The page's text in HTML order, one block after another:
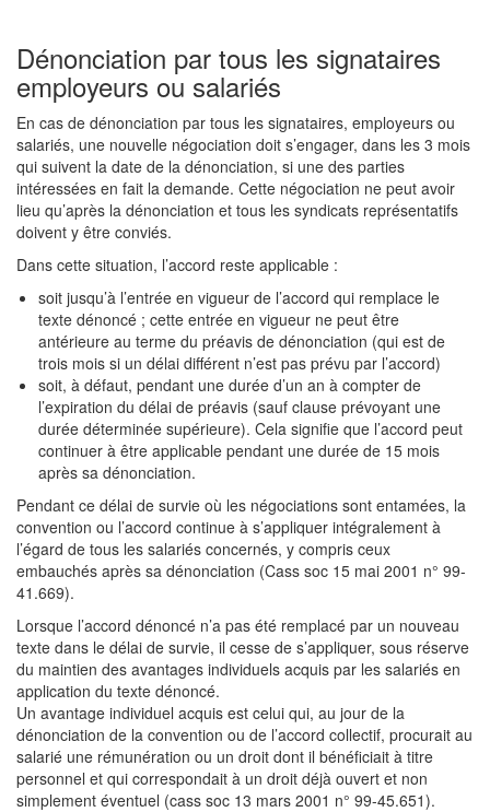
Dénonciation par tous les signataires
employeurs ou salariés
En cas de dénonciation par tous les signataires, employeurs ou
salariés, une nouvelle négociation doit s’engager, dans les 3 mois
qui suivent la date de la dénonciation, si une des parties
intéressées en fait la demande. Cette négociation ne peut avoir
lieu qu’après la dénonciation et tous les syndicats représentatifs
doivent y être conviés.
Dans cette situation, l’accord reste applicable :
soit jusqu’à l’entrée en vigueur de l’accord qui remplace le
texte dénoncé ; cette entrée en vigueur ne peut être
antérieure au terme du préavis de dénonciation (qui est de
trois mois si un délai différent n’est pas prévu par l’accord)
soit, à défaut, pendant une durée d’un an à compter de
l’expiration du délai de préavis (sauf clause prévoyant une
durée déterminée supérieure). Cela signifie que l’accord peut
continuer à être applicable pendant une durée de 15 mois
après sa dénonciation.
Pendant ce délai de survie où les négociations sont entamées, la
convention ou l’accord continue à s’appliquer intégralement à
l’égard de tous les salariés concernés, y compris ceux
embauchés après sa dénonciation (Cass soc 15 mai 2001 n° 99-
41.669).
Lorsque l’accord dénoncé n’a pas été remplacé par un nouveau
texte dans le délai de survie, il cesse de s’appliquer, sous réserve
du maintien des avantages individuels acquis par les salariés en
application du texte dénoncé.
Un avantage individuel acquis est celui qui, au jour de la
dénonciation de la convention ou de l’accord collectif, procurait au
salarié une rémunération ou un droit dont il bénéficiait à titre
personnel et qui correspondait à un droit déjà ouvert et non
simplement éventuel (cass soc 13 mars 2001 n° 99-45.651).